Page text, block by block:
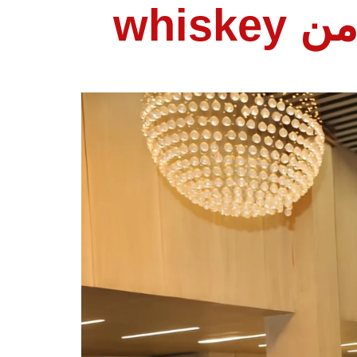
بيروت تستضيف النسخة السابعة من whiskey